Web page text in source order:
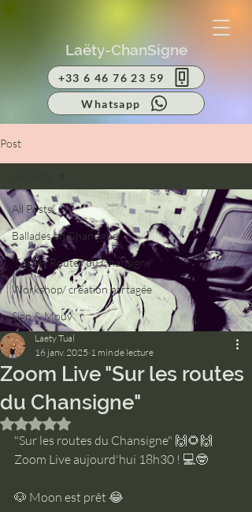
Laëty-ChanSigne
+33 6 46 76 23 59
Whatsapp
Post
All Posts
Ballades en Chansigne
"Sur les Routes du Chansigne"
Workshop/ création partagée
Sign & Mouv
Zoom Live "Sur les routes
du Chansigne"
Laety Tual
16 janv. 2025 1 min de lecture
Noté NaN étoiles sur 5.
"Sur les routes du Chansigne" 🙌🌻🙌
Zoom Live aujourd'hui 18h30 ! 💻🤓
🐶 Moon est prêt 😂